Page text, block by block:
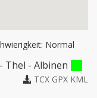
Normal
Thel - Albinen
TCX GPX KML